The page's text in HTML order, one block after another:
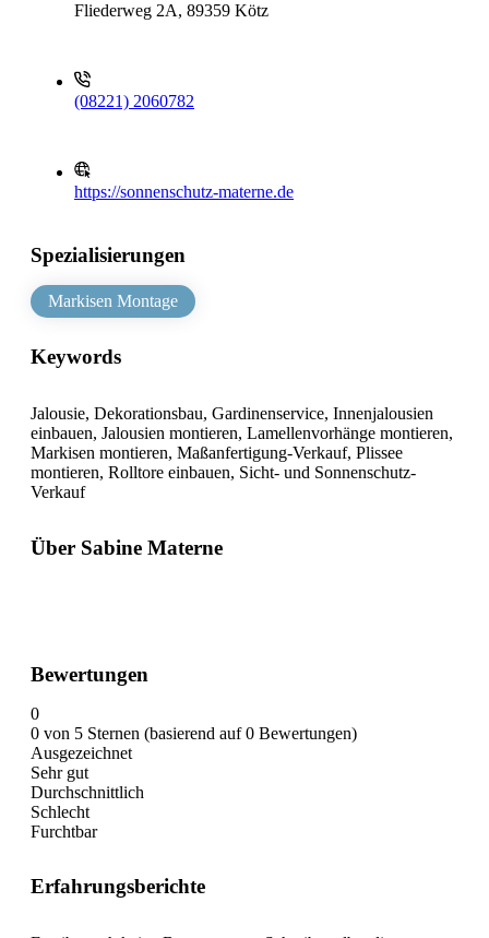
Fliederweg 2A, 89359 Kötz
(08221) 2060782
https://sonnenschutz-materne.de
Spezialisierungen
Markisen Montage
Keywords
Jalousie, Dekorationsbau, Gardinenservice, Innenjalousien
einbauen, Jalousien montieren, Lamellenvorhänge montieren,
Markisen montieren, Maßanfertigung-Verkauf, Plissee
montieren, Rolltore einbauen, Sicht- und Sonnenschutz-
Verkauf
Über Sabine Materne
Bewertungen
0
0 von 5 Sternen (basierend auf 0 Bewertungen)
Ausgezeichnet
Sehr gut
Durchschnittlich
Schlecht
Furchtbar
Erfahrungsberichte